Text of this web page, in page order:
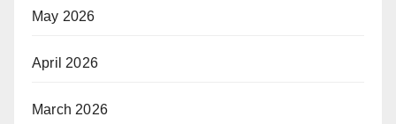
May 2026
April 2026
March 2026